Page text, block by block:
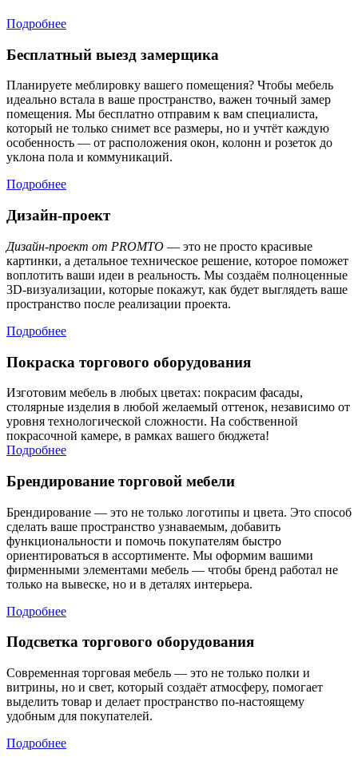
Подробнее
Бесплатный выезд замерщика
Планируете меблировку вашего помещения? Чтобы мебель
идеально встала в ваше пространство, важен точный замер
помещения. Мы бесплатно отправим к вам специалиста,
который не только снимет все размеры, но и учтёт каждую
особенность — от расположения окон, колонн и розеток до
уклона пола и коммуникаций.
Подробнее
Дизайн-проект
Дизайн-проект от PROMTO — это не просто красивые
картинки, а детальное техническое решение, которое поможет
воплотить ваши идеи в реальность. Мы создаём полноценные
3D-визуализации, которые покажут, как будет выглядеть ваше
пространство после реализации проекта.
Подробнее
Покраска торгового оборудования
Изготовим мебель в любых цветах: покрасим фасады,
столярные изделия в любой желаемый оттенок, независимо от
уровня технологической сложности. На собственной
покрасочной камере, в рамках вашего бюджета!
Подробнее
Брендирование торговой мебели
Брендирование — это не только логотипы и цвета. Это способ
сделать ваше пространство узнаваемым, добавить
функциональности и помочь покупателям быстро
ориентироваться в ассортименте. Мы оформим вашими
фирменными элементами мебель — чтобы бренд работал не
только на вывеске, но и в деталях интерьера.
Подробнее
Подсветка торгового оборудования
Современная торговая мебель — это не только полки и
витрины, но и свет, который создаёт атмосферу, помогает
выделить товар и делает пространство по-настоящему
удобным для покупателей.
Подробнее